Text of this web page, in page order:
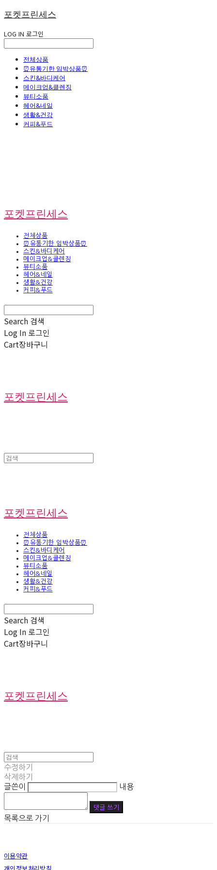
포켓프린세스
LOG IN 로그인
전체상품
⏰유통기한 임박상품⏰
스킨&바디케어
메이크업&클렌징
뷰티소품
헤어&네일
생활&건강
커피&푸드
포켓프린세스
전체상품
⏰유통기한 임박상품⏰
스킨&바디케어
메이크업&클렌징
뷰티소품
헤어&네일
생활&건강
커피&푸드
Search 검색
Log In 로그인
Cart장바구니
포켓프린세스
포켓프린세스
전체상품
⏰유통기한 임박상품⏰
스킨&바디케어
메이크업&클렌징
뷰티소품
헤어&네일
생활&건강
커피&푸드
Search 검색
Log In 로그인
Cart장바구니
포켓프린세스
수정하기
삭제하기
글쓴이
내용
댓글 쓰기
목록으로 가기
이용약관